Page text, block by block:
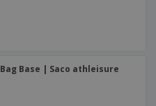
Bag Base | Saco athleisure